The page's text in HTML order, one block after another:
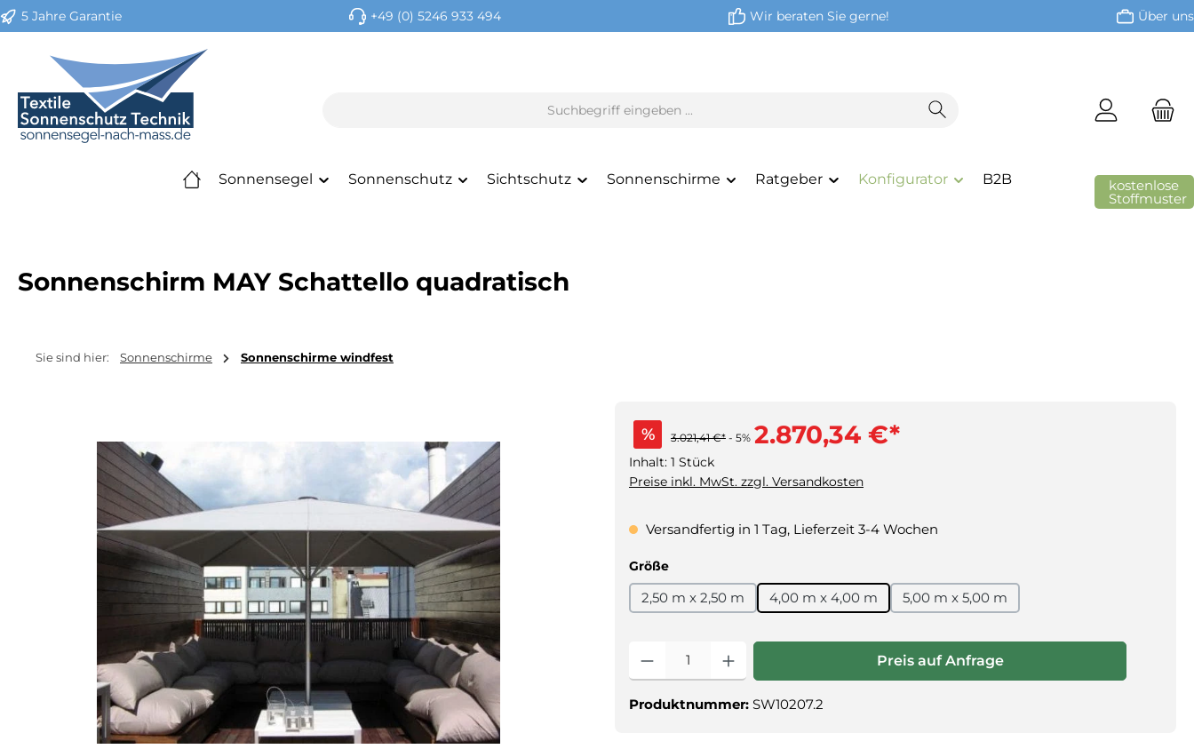
Hauptinhalt springen
Zur Suche springen
Zur Hauptnavigation springen
5 Jahre Garantie +49 (0) 5246 933 494 Wir beraten Sie gerne! Über uns
Sonnensegel Sonnenschutz Sichtschutz Sonnenschirme Ratgeber Konfigurator B2B kostenlose
Stoffmuster
Sonnenschirm MAY Schattello quadratisch
Sie sind hier: Sonnenschirme Sonnenschirme windfest
% 3.021,41 €* - 5% 2.870,34 €*
Inhalt: 1 Stück
Preise inkl. MwSt. zzgl. Versandkosten
Versandfertig in 1 Tag, Lieferzeit 3-4 Wochen
Größeauswählen
2,50 m x 2,50 m 4,00 m x 4,00 m 5,00 m x 5,00 m
Produkt Anzahl: Gib den gewünschten Wert ein oder benutze die
Preis auf Anfrage
Produktnummer: SW10207.2